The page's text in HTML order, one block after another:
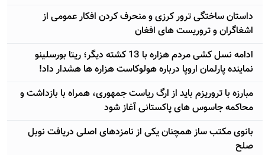
داستان ساختگی ترور کرزی و منحرف کردن افکار عمومی از
اشغاگران و تروریست های افغان
ادامه نسل کشی مردم هزاره با 13 کشته دیگر؛ ریتا بورسلینو
نماینده پارلمان اروپا درباره هولوکاست هزاره ها هشدار داد!
مبارزه با تروریزم باید از ارگ ریاست جمهوری، همراه با بازداشت و
محاکمه جاسوس های پاکستانی آغاز شود
بانوی مکتب ساز همچنان یکی از نامزدهای اصلی دریافت نوبل
صلح